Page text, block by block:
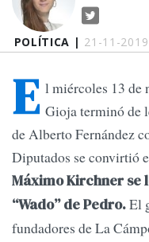
POLÍTICA | 21-11-
E l miércoles 13 de
Gioja terminó de
de Alberto Fernández
Diputados se convirtió
Máximo Kirchner se
“Wado” de Pedro.El
fundadores de La